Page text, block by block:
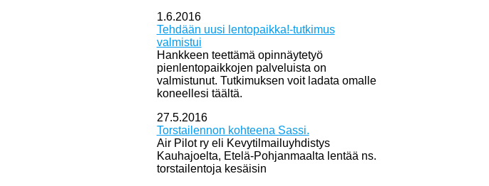
1.6.2016
Tehdään uusi lentopaikka!-tutkimus
valmistui
Hankkeen teettämä opinnäytetyö
pienlentopaikkojen palveluista on
valmistunut. Tutkimuksen voit ladata omalle
koneellesi täältä.
27.5.2016
Torstailennon kohteena Sassi.
Air Pilot ry eli Kevytilmailuyhdistys
Kauhajoelta, Etelä-Pohjanmaalta lentää ns.
torstailentoja kesäisin